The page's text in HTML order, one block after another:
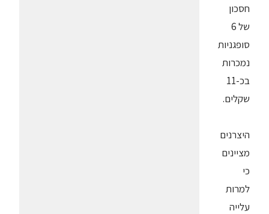
חסכון
של 6
סופגניות
נמכרות
בכ-11
שקלים.
היצרנים
מציינים
כי
למרות
עלייה